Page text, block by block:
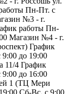
Пн-Пт. с
№3 - г.
работы Пн-
Магазин №4 - г.
График
до 19:00
11/4 График
до 16:00
1 (ТЦ Мери
Сб-Вс. с 9:00